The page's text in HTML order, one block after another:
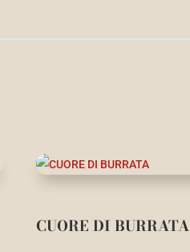
CUORE DI BURRATA